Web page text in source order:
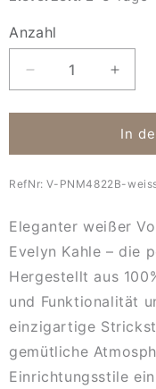
Anzahl
Anzahl
Verringere
die
Menge
Vorleger
60
100
cm-
weiss
Erhöhe
die
für
60
100
cm-
weiss
In
RefNr:V-PNM4822B-
Eleganter weißer
Evelyn Kahle – die
Hergestellt aus
und Funktionalität
einzigartige
gemütliche
Einrichtungsstile